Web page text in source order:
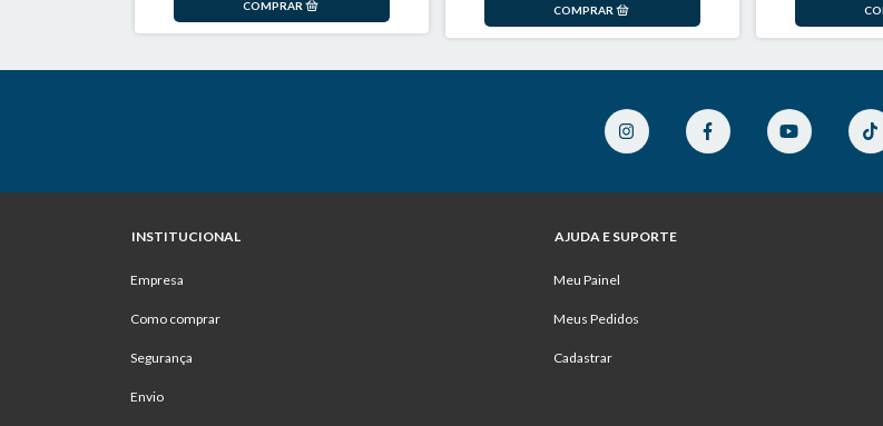
INSTITUCIONAL
Empresa
Como comprar
Segurança
Envio
AJUDA E SUPORTE
Meu Painel
Meus Pedidos
Cadastrar